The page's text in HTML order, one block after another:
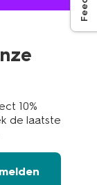
10%
de laatste